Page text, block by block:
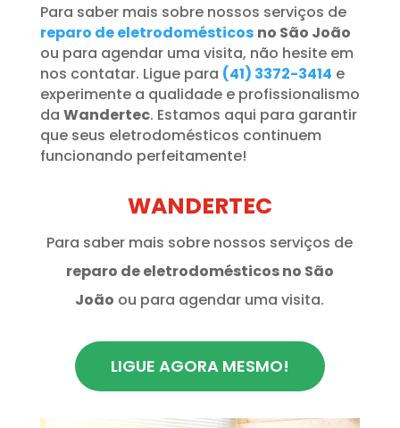
Para saber mais sobre nossos serviços de
reparo de eletrodomésticos no São João
ou para agendar uma visita, não hesite em
nos contatar. Ligue para (41) 3372-3414 e
experimente a qualidade e profissionalismo
da Wandertec. Estamos aqui para garantir
que seus eletrodomésticos continuem
funcionando perfeitamente!
WANDERTEC
Para saber mais sobre nossos serviços de
reparo de eletrodomésticos no São
João ou para agendar uma visita.
LIGUE AGORA MESMO!